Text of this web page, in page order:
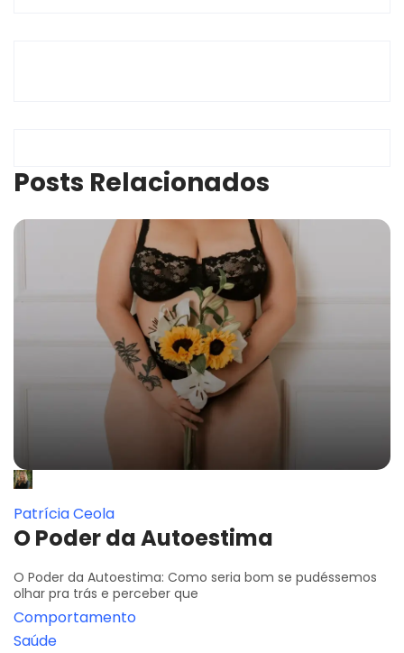
Posts Relacionados
Patrícia Ceola
O Poder da Autoestima
O Poder da Autoestima: Como seria bom se pudéssemos
olhar pra trás e perceber que
Comportamento
Saúde